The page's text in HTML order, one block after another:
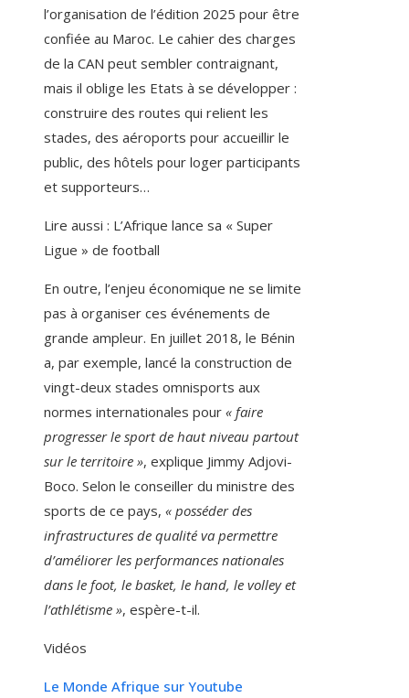
l’organisation de l’édition 2025 pour être
confiée au Maroc. Le cahier des charges
de la CAN peut sembler contraignant,
mais il oblige les Etats à se développer :
construire des routes qui relient les
stades, des aéroports pour accueillir le
public, des hôtels pour loger participants
et supporteurs…
Lire aussi : L’Afrique lance sa « Super
Ligue » de football
En outre, l’enjeu économique ne se limite
pas à organiser ces événements de
grande ampleur. En juillet 2018, le Bénin
a, par exemple, lancé la construction de
vingt-deux stades omnisports aux
normes internationales pour « faire
progresser le sport de haut niveau partout
sur le territoire », explique Jimmy Adjovi-
Boco. Selon le conseiller du ministre des
sports de ce pays, « posséder des
infrastructures de qualité va permettre
d’améliorer les performances nationales
dans le foot, le basket, le hand, le volley et
l’athlétisme », espère-t-il.
Vidéos
Le Monde Afrique sur Youtube